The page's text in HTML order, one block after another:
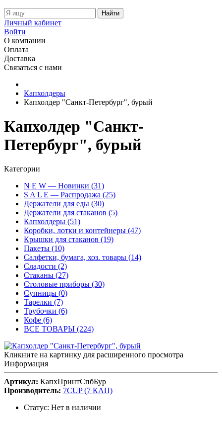
Найти
Личный кабинет
Войти
О компании
Оплата
Доставка
Связаться с нами
Капхолдеры
Капхолдер "Санкт-Петербург", бурый
Капхолдер "Санкт-
Петербург", бурый
Категории
N E W — Новинки (31)
S A L E — Распродажа (25)
Держатели для еды (30)
Держатели для стаканов (5)
Капхолдеры (51)
Коробки, лотки и контейнеры (47)
Крышки для стаканов (19)
Пакеты (10)
Салфетки, бумага, хоз. товары (14)
Сладости (2)
Стаканы (27)
Столовые приборы (30)
Супницы (0)
Тарелки (7)
Трубочки (6)
Кофе (6)
ВСЕ ТОВАРЫ (224)
Кликните на картинку для расширенного просмотра
Информация
Артикул: КапхПринтСпбБур
Производитель: 7CUP (7 КАП)
Статус: Нет в наличии